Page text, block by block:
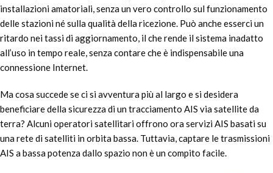
installazioni amatoriali, senza un vero controllo sul funzionamento
delle stazioni né sulla qualità della ricezione. Può anche esserci un
ritardo nei tassi di aggiornamento, il che rende il sistema inadatto
all’uso in tempo reale, senza contare che è indispensabile una
connessione Internet.
Ma cosa succede se ci si avventura più al largo e si desidera
beneficiare della sicurezza di un tracciamento AIS via satellite da
terra? Alcuni operatori satellitari offrono ora servizi AIS basati su
una rete di satelliti in orbita bassa. Tuttavia, captare le trasmissioni
AIS a bassa potenza dallo spazio non è un compito facile.